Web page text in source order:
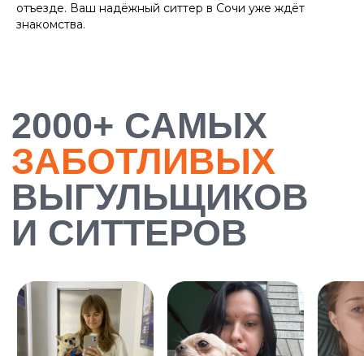
отъезде. Ваш надёжный ситтер в Сочи уже ждёт
знакомства.